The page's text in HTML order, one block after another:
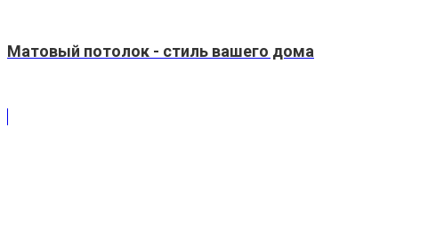
Матовый потолок - стиль вашего дома